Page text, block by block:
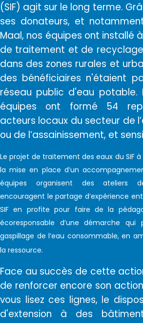
(SIF) agit sur le long terme.
ses donateurs, et
Maal, nos équipes ont installé
de traitement et de
dans des zones rurales et
des bénéficiaires n'étaient
réseau public d'eau potable.
équipes ont formé 54
acteurs locaux du secteur de
ou de l’assainissement, et
Le projet de traitement des eaux du SIF
la mise en place d’un
équipes organisent des ateliers
encouragent le partage d’expérience
SIF en profite pour faire de la
écoresponsable d’une démarche
gaspillage de l’eau consommable, en
la ressource.
Face au succès de cette
de renforcer encore son
vous lisez ces lignes, le
d'extension à des